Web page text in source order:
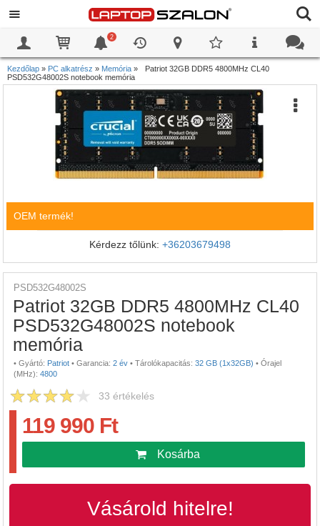
2
Kezdőlap » PC alkatrész » Memória »
Patriot 32GB DDR5 4800MHz CL40
PSD532G48002S notebook memória
OEM termék!
Kérdezz tőlünk: +36203679498
PSD532G48002S
Patriot 32GB DDR5 4800MHz CL40
PSD532G48002S notebook
memória
• Gyártó: Patriot • Garancia: 2 év • Tárolókapacitás: 32 GB (1x32GB) • Órajel
(MHz): 4800
33 értékelés
119 990 Ft
Kosárba
Vásárold hitelre!
0
0